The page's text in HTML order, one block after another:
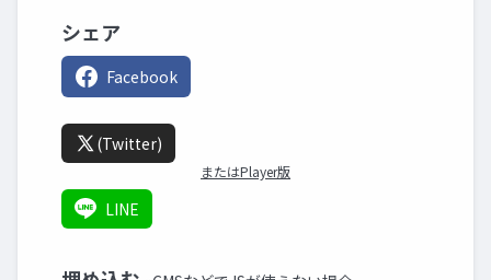
シェア
Facebook
(Twitter)
またはPlayer版
LINE